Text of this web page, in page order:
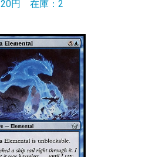
20円在庫：2